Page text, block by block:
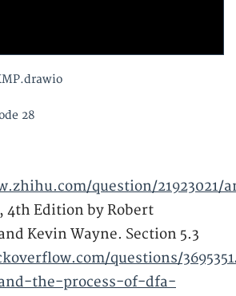
28
question/21923021/
4th Edition by Robert
Kevin Wayne. Section 5.3
questions/
the-process-of-dfa-